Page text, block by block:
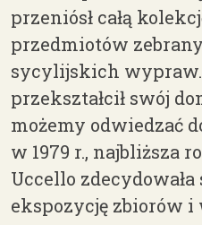
przeniósł całą
przedmiotów
sycylijskich wypraw.
przekształcił swój
możemy odwiedzać
w 1979 r., najbliższa
Uccello
ekspozycję zbiorów i